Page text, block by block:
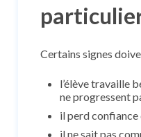
Certains signes
l’élève travaille
ne progressent
il perd confiance
il ne sait pas